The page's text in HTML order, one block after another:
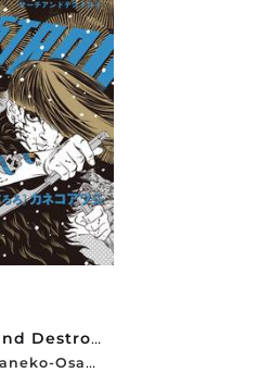
Search and Destroy Vol. 3
Atsushi Kaneko-Osamu Tezuka